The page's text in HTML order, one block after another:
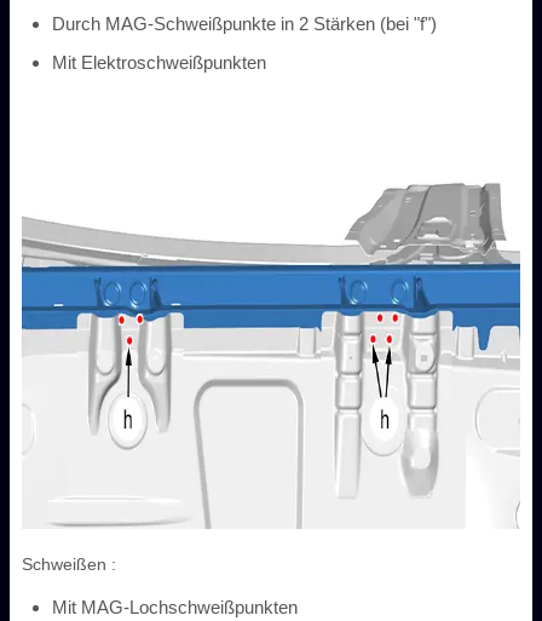
Durch MAG-Schweißpunkte in 2 Stärken (bei "f")
Mit Elektroschweißpunkten
Schweißen :
Mit MAG-Lochschweißpunkten